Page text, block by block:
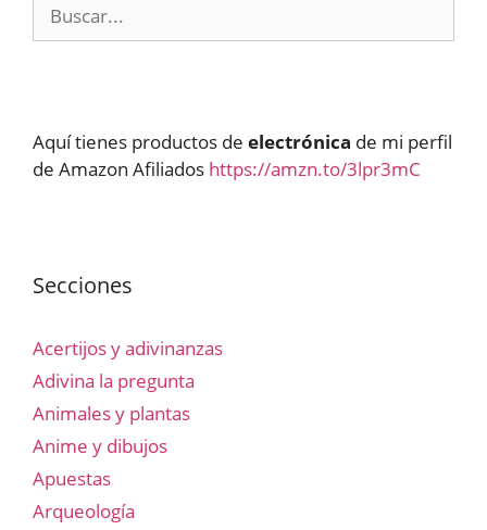
Aquí tienes productos de electrónica de mi perfil
de Amazon Afiliados https://amzn.to/3lpr3mC
Secciones
Acertijos y adivinanzas
Adivina la pregunta
Animales y plantas
Anime y dibujos
Apuestas
Arqueología